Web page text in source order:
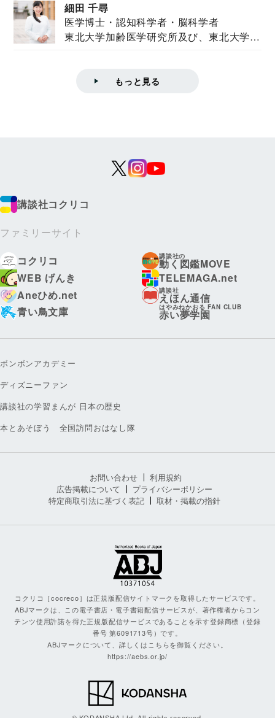
細田 千尋
医学博士・認知科学者・脳科学者
東北大学加齢医学研究所及び、東北大学大
もっと見る
講談社コクリコ
ファミリーサイト
コクリコ
講談社の
動く図鑑MOVE
WEB げんき
TELEMAGA.net
Aneひめ.net
講談社
えほん通信
青い鳥文庫
はやみねかおる FAN CLUB
赤い夢学園
ボンボンアカデミー
ディズニーファン
講談社の学習まんが 日本の歴史
本とあそぼう 全国訪問おはなし隊
お問い合わせ
利用規約
広告掲載について
プライバシーポリシー
特定商取引法に基づく表記
取材・掲載の指針
コクリコ［cocreco］は正規版配信サイトマークを取得したサービスです。
ABJマークは、この電子書店・電子書籍配信サービスが、著作権者からコン
テンツ使用許諾を得た正規版配信サービスであることを示す登録商標（登録
番号 第6091713号）です。
ABJマークについて、詳しくはこちらを御覧ください。
https://aebs.or.jp/